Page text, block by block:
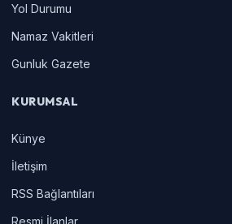
Yol Durumu
Namaz Vakitleri
Gunluk Gazete
KURUMSAL
Künye
İletişim
RSS Bağlantıları
Resmi İlanlar